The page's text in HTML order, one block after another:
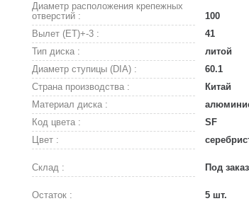
Диаметр расположения крепежных
отверстий :
100
Вылет (ET)+-3 :
41
Тип диска :
литой
Диаметр ступицы (DIA) :
60.1
Страна производства :
Китай
Материал диска :
Код цвета :
SF
Цвет :
Склад : Под
Остаток : 5 шт.